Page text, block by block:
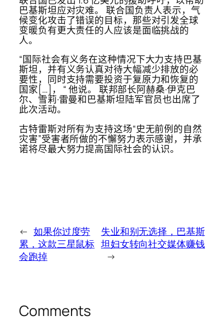
巴基斯坦应对灾难。 联合国负责人表示，气
候变化攻击了错误的目标，那些对引发全球
变暖负有更大责任的人应该是面临挑战的
人。
“国际社会有义务在这种情况下大力支持巴基
斯坦，并有义务认真对待大幅减少排放的必
要性，同时支持需要投资于复原力和恢复的
国家[…]， “ 他说。 联邦部长阿赫桑·伊克巴
尔、雪莉·雷曼和巴基斯坦陆军官员也出席了
此次活动。
古特雷斯对所有为支持这场“史无前例的自然​​
灾害”受害者所做的不懈努力表示感谢，并承
诺将尽最大努力提高国际社会的认识。
← 如果你过度劳
累，这款三星鼠标
会跑掉
失业和别无选择，巴基斯
坦妇女转向社交媒体赚钱
→
Comments